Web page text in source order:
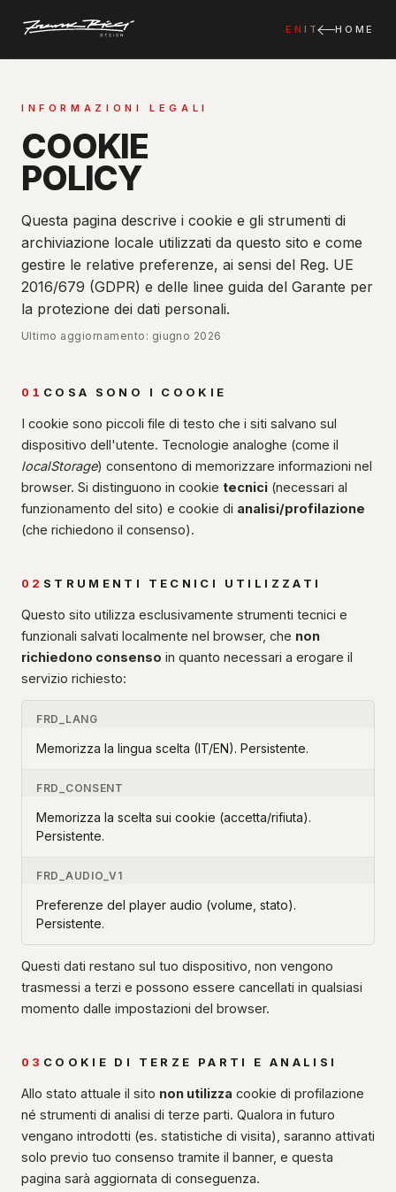
EN IT HOME
INFORMAZIONI LEGALI
COOKIE
POLICY
Questa pagina descrive i cookie e gli strumenti di
archiviazione locale utilizzati da questo sito e come
gestire le relative preferenze, ai sensi del Reg. UE
2016/679 (GDPR) e delle linee guida del Garante per
la protezione dei dati personali.
Ultimo aggiornamento: giugno 2026
01 COSA SONO I COOKIE
I cookie sono piccoli file di testo che i siti salvano sul
dispositivo dell'utente. Tecnologie analoghe (come il
localStorage) consentono di memorizzare informazioni nel
browser. Si distinguono in cookie tecnici (necessari al
funzionamento del sito) e cookie di analisi/profilazione
(che richiedono il consenso).
02 STRUMENTI TECNICI UTILIZZATI
Questo sito utilizza esclusivamente strumenti tecnici e
funzionali salvati localmente nel browser, che non
richiedono consenso in quanto necessari a erogare il
servizio richiesto:
FRD_LANG
Memorizza la lingua scelta (IT/EN). Persistente.
FRD_CONSENT
Memorizza la scelta sui cookie (accetta/rifiuta).
Persistente.
FRD_AUDIO_V1
Preferenze del player audio (volume, stato).
Persistente.
Questi dati restano sul tuo dispositivo, non vengono
trasmessi a terzi e possono essere cancellati in qualsiasi
momento dalle impostazioni del browser.
03 COOKIE DI TERZE PARTI E ANALISI
Allo stato attuale il sito non utilizza cookie di profilazione
né strumenti di analisi di terze parti. Qualora in futuro
vengano introdotti (es. statistiche di visita), saranno attivati
solo previo tuo consenso tramite il banner, e questa
pagina sarà aggiornata di conseguenza.